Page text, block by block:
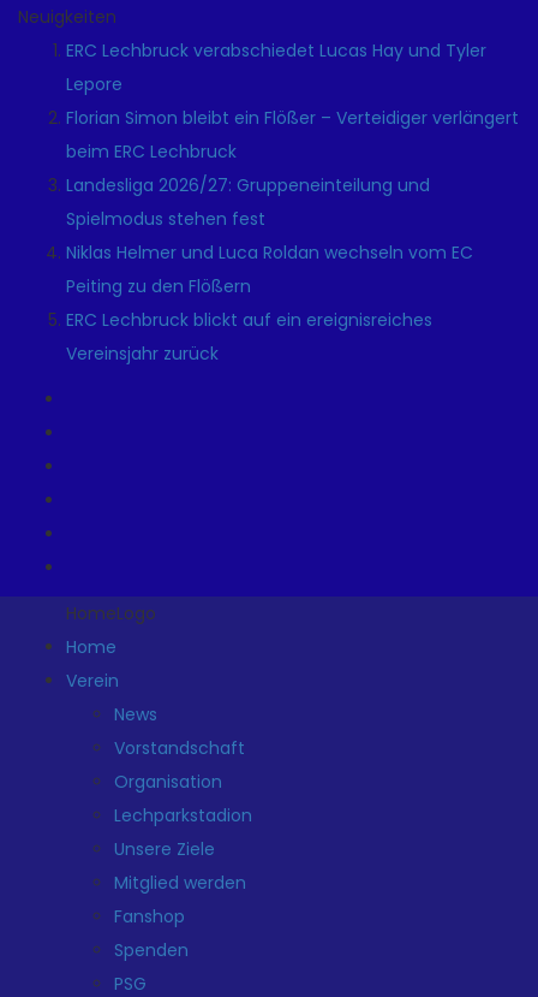
Neuigkeiten
ERC Lechbruck verabschiedet Lucas Hay und Tyler
Lepore
Florian Simon bleibt ein Flößer – Verteidiger verlängert
beim ERC Lechbruck
Landesliga 2026/27: Gruppeneinteilung und
Spielmodus stehen fest
Niklas Helmer und Luca Roldan wechseln vom EC
Peiting zu den Flößern
ERC Lechbruck blickt auf ein ereignisreiches
Vereinsjahr zurück
HomeLogo
Home
Verein
News
Vorstandschaft
Organisation
Lechparkstadion
Unsere Ziele
Mitglied werden
Fanshop
Spenden
PSG